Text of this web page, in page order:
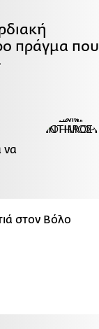
πράγμα που
να
στον Βόλο